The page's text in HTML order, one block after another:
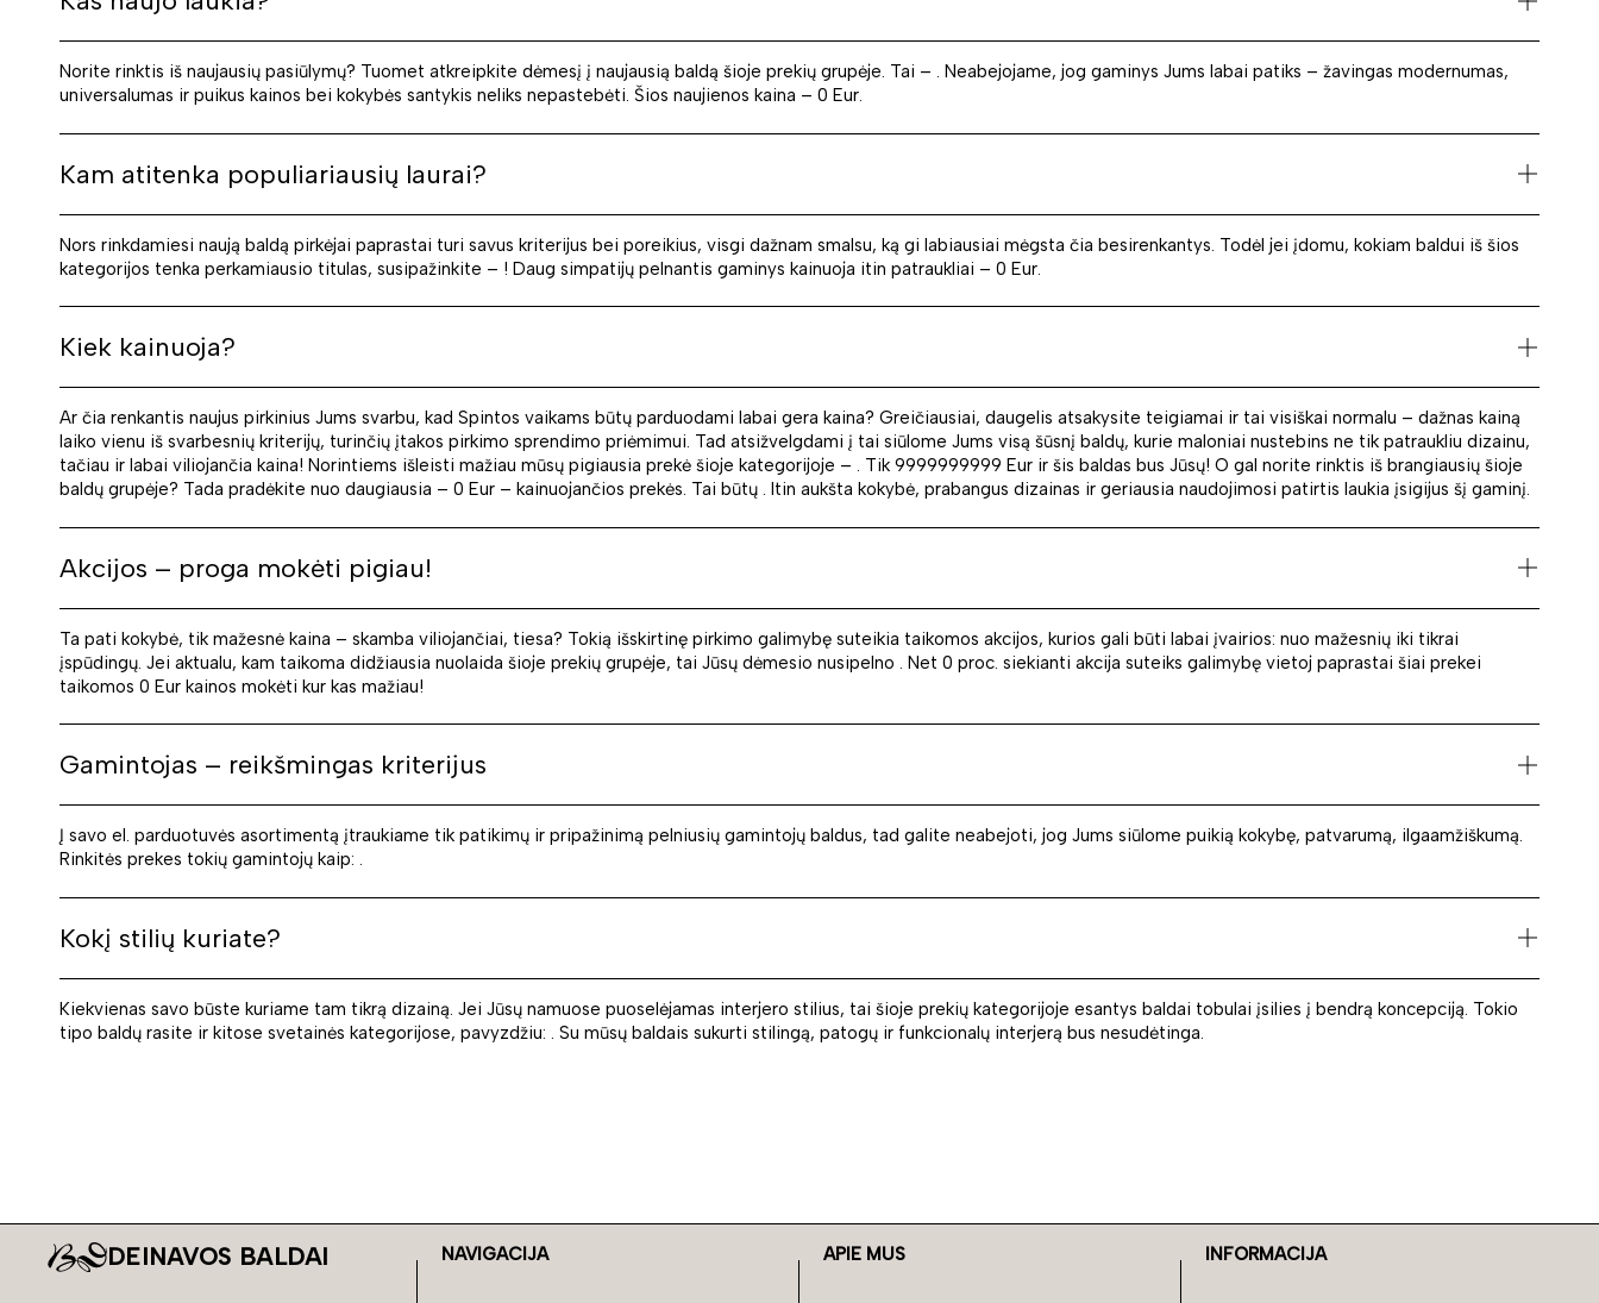
Norite rinktis iš naujausių pasiūlymų? Tuomet atkreipkite dėmesį į naujausią baldą šioje prekių grupėje. Tai – . Neabejojame, jog gaminys Jums labai patiks – žavingas modernumas,
universalumas ir puikus kainos bei kokybės santykis neliks nepastebėti. Šios naujienos kaina – 0 Eur.
Kam atitenka populiariausių laurai?
Nors rinkdamiesi naują baldą pirkėjai paprastai turi savus kriterijus bei poreikius, visgi dažnam smalsu, ką gi labiausiai mėgsta čia besirenkantys. Todėl jei įdomu, kokiam baldui iš šios
kategorijos tenka perkamiausio titulas, susipažinkite – ! Daug simpatijų pelnantis gaminys kainuoja itin patraukliai – 0 Eur.
Kiek kainuoja?
Ar čia renkantis naujus pirkinius Jums svarbu, kad Spintos vaikams būtų parduodami labai gera kaina? Greičiausiai, daugelis atsakysite teigiamai ir tai visiškai normalu – dažnas kainą
laiko vienu iš svarbesnių kriterijų, turinčių įtakos pirkimo sprendimo priėmimui. Tad atsižvelgdami į tai siūlome Jums visą šūsnį baldų, kurie maloniai nustebins ne tik patraukliu dizainu,
tačiau ir labai viliojančia kaina! Norintiems išleisti mažiau mūsų pigiausia prekė šioje kategorijoje – . Tik 9999999999 Eur ir šis baldas bus Jūsų! O gal norite rinktis iš brangiausių šioje
baldų grupėje? Tada pradėkite nuo daugiausia – 0 Eur – kainuojančios prekės. Tai būtų . Itin aukšta kokybė, prabangus dizainas ir geriausia naudojimosi patirtis laukia įsigijus šį gaminį.
Akcijos – proga mokėti pigiau!
Ta pati kokybė, tik mažesnė kaina – skamba viliojančiai, tiesa? Tokią išskirtinę pirkimo galimybę suteikia taikomos akcijos, kurios gali būti labai įvairios: nuo mažesnių iki tikrai
įspūdingų. Jei aktualu, kam taikoma didžiausia nuolaida šioje prekių grupėje, tai Jūsų dėmesio nusipelno . Net 0 proc. siekianti akcija suteiks galimybę vietoj paprastai šiai prekei
taikomos 0 Eur kainos mokėti kur kas mažiau!
Gamintojas – reikšmingas kriterijus
Į savo el. parduotuvės asortimentą įtraukiame tik patikimų ir pripažinimą pelniusių gamintojų baldus, tad galite neabejoti, jog Jums siūlome puikią kokybę, patvarumą, ilgaamžiškumą.
Rinkitės prekes tokių gamintojų kaip: .
Kokį stilių kuriate?
Kiekvienas savo būste kuriame tam tikrą dizainą. Jei Jūsų namuose puoselėjamas interjero stilius, tai šioje prekių kategorijoje esantys baldai tobulai įsilies į bendrą koncepciją. Tokio
tipo baldų rasite ir kitose svetainės kategorijose, pavyzdžiu: . Su mūsų baldais sukurti stilingą, patogų ir funkcionalų interjerą bus nesudėtinga.
DEINAVOS BALDAI NAVIGACIJA APIE MUS INFORMACIJA